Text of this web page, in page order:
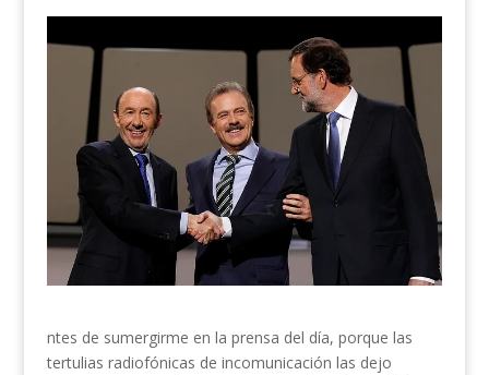
ntes de sumergirme en la prensa del día, porque las
tertulias radiofónicas de incomunicación las dejo